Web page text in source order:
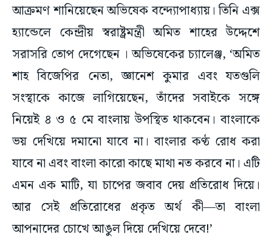
আক্রমণ শানিয়েছেন অভিষেক বন্দ্যোপাধ্যায়। তিনি এক্স
হ্যান্ডেলে কেন্দ্রীয় স্বরাষ্ট্রমন্ত্রী অমিত শাহের উদ্দেশে
সরাসরি তোপ দেগেছেন । অভিষেকের চ্যালেঞ্জ, ‘অমিত
শাহ বিজেপির নেতা, জ্ঞানেশ কুমার এবং যতগুলি
সংস্থাকে কাজে লাগিয়েছেন, তাঁদের সবাইকে সঙ্গে
নিয়েই ৪ ও ৫ মে বাংলায় উপস্থিত থাকবেন। বাংলাকে
ভয় দেখিয়ে দমানো যাবে না। বাংলার কণ্ঠ রোধ করা
যাবে না এবং বাংলা কারো কাছে মাথা নত করবে না। এটি
এমন এক মাটি, যা চাপের জবাব দেয় প্রতিরোধ দিয়ে।
আর সেই প্রতিরোধের প্রকৃত অর্থ কী—তা বাংলা
আপনাদের চোখে আঙুল দিয়ে দেখিয়ে দেবে!’